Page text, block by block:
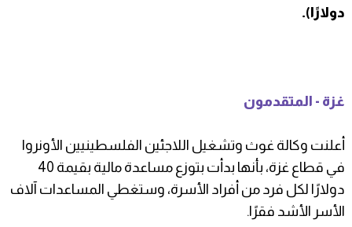
دولارًا).
غزة - المتقدمون
أعلنت وكالة غوث وتشغيل اللاجئين الفلسطينيين الأونروا
في قطاع غزة، بأنها بدأت بتوزع مساعدة مالية بقيمة 40
دولارًا لكل فرد من أفراد الأسرة، وستغطي المساعدات آلاف
الأسر الأشد فقرًا.